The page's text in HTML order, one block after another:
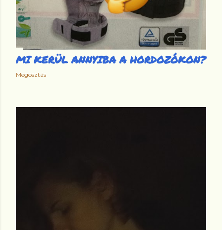
MI KERÜL ANNYIBA A HORDOZÓKON?
Megosztás